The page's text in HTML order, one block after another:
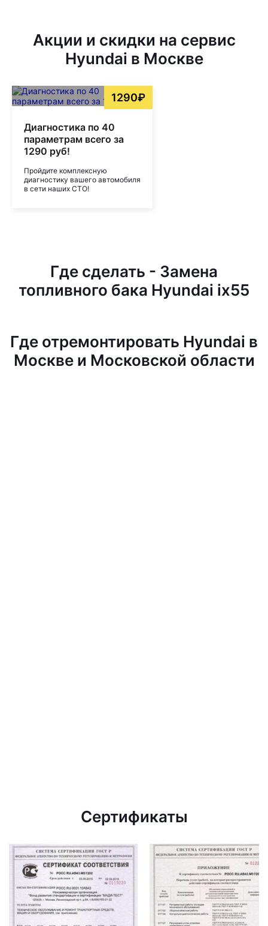
Акции и скидки на сервис
Hyundai в Москве
1290₽
Диагностика по 40
параметрам всего за
1290 руб!
Пройдите комплексную
диагностику вашего автомобиля
в сети наших СТО!
Где сделать - Замена
топливного бака Hyundai ix55
Где отремонтировать Hyundai в
Москве и Московской области
Сертификаты